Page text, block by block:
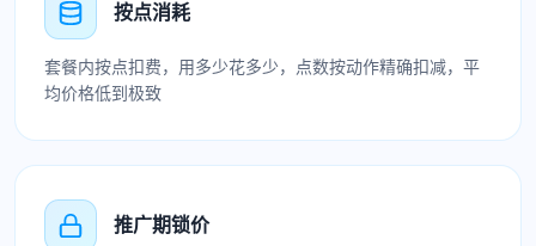
按点消耗
套餐内按点扣费，用多少花多少，点数按动作精确扣减，平
均价格低到极致
推广期锁价